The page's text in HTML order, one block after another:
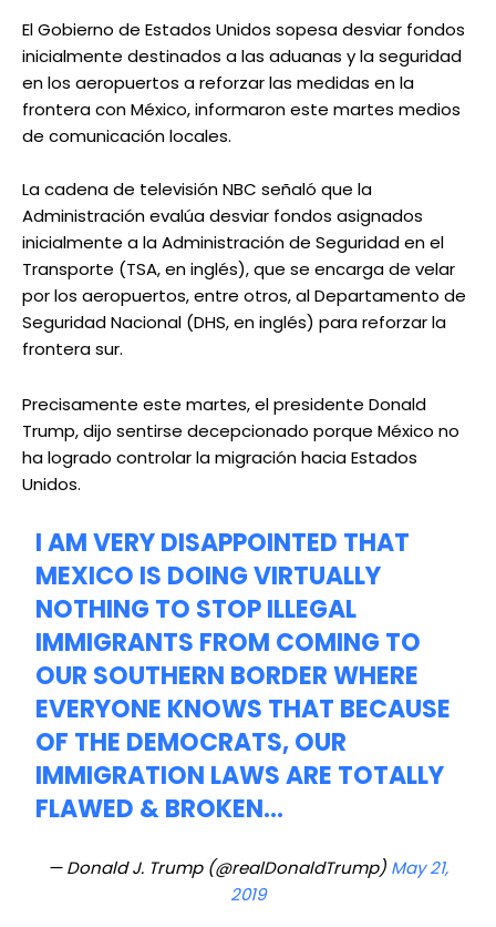
El Gobierno de Estados Unidos sopesa desviar fondos
inicialmente destinados a las aduanas y la seguridad
en los aeropuertos a reforzar las medidas en la
frontera con México, informaron este martes medios
de comunicación locales.
La cadena de televisión NBC señaló que la
Administración evalúa desviar fondos asignados
inicialmente a la Administración de Seguridad en el
Transporte (TSA, en inglés), que se encarga de velar
por los aeropuertos, entre otros, al Departamento de
Seguridad Nacional (DHS, en inglés) para reforzar la
frontera sur.
Precisamente este martes, el presidente Donald
Trump, dijo sentirse decepcionado porque México no
ha logrado controlar la migración hacia Estados
Unidos.
I AM VERY DISAPPOINTED THAT
MEXICO IS DOING VIRTUALLY
NOTHING TO STOP ILLEGAL
IMMIGRANTS FROM COMING TO
OUR SOUTHERN BORDER WHERE
EVERYONE KNOWS THAT BECAUSE
OF THE DEMOCRATS, OUR
IMMIGRATION LAWS ARE TOTALLY
FLAWED & BROKEN…
— Donald J. Trump (@realDonaldTrump) May 21,
2019